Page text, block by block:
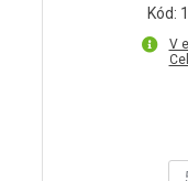
Kód:
V